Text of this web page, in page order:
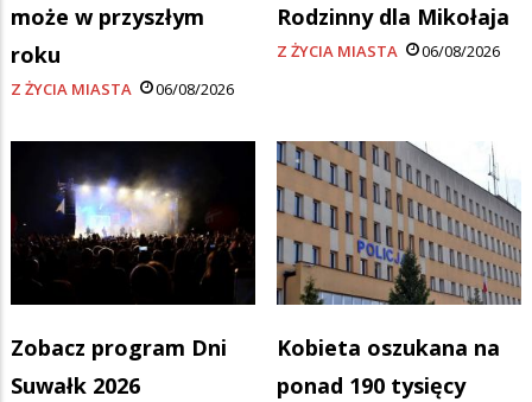
może w przyszłym
roku
Z ŻYCIA MIASTA 06/08/2026
Rodzinny dla Mikołaja
Z ŻYCIA MIASTA 06/08/2026
Zobacz program Dni
Suwałk 2026
Kobieta oszukana na
ponad 190 tysięcy